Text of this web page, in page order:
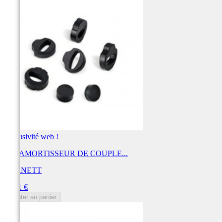
Exclusivité web !
KIT AMORTISSEUR DE COUPLE...
BARNETT
46,31 €
Ajouter au panier